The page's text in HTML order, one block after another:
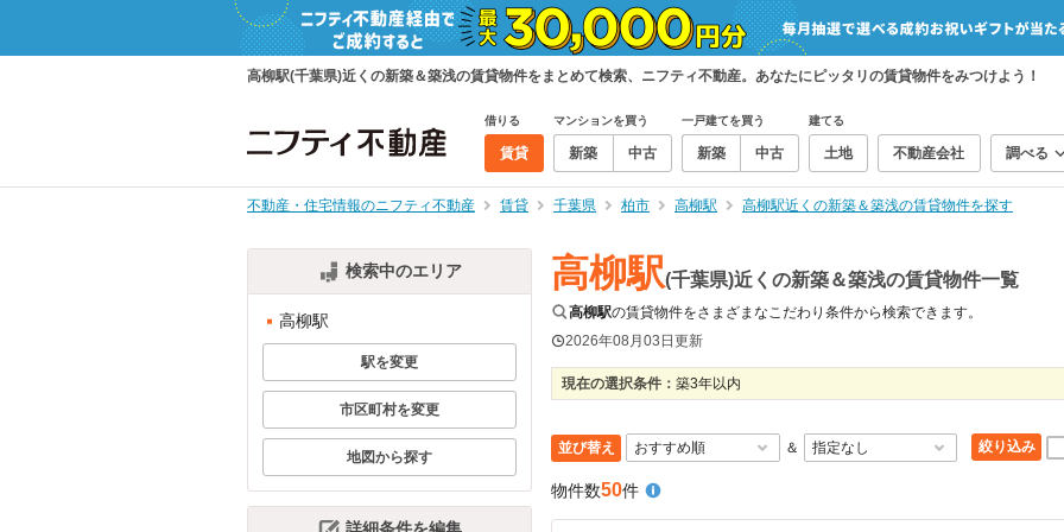
高柳駅(千葉県)近くの新築＆築浅の賃貸物件をまとめて検索、ニフティ不動産。あなたにピッタリの賃貸物件をみつけよう！
借りる
賃貸
マンションを買う
新築 中古
一戸建てを買う
新築 中古
建てる
土地 不動産会社 調べる
不動産・住宅情報のニフティ不動産 賃貸 千葉県 柏市 高柳駅 高柳駅近くの新築＆築浅の賃貸物件を探す
検索中のエリア
高柳駅
駅を変更
市区町村を変更
地図から探す
高柳駅(千葉県)近くの新築＆築浅の賃貸物件一覧
高柳駅の賃貸物件をさまざまなこだわり条件から検索できます。
2026年08月03日更新
現在の選択条件： 築3年以内
並び替え ＆ 絞り込み
物件数50件